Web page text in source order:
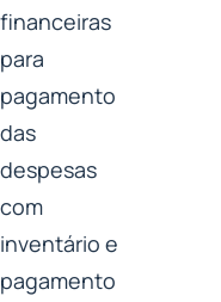
financeiras
para
pagamento
das
despesas
com
inventário e
pagamento